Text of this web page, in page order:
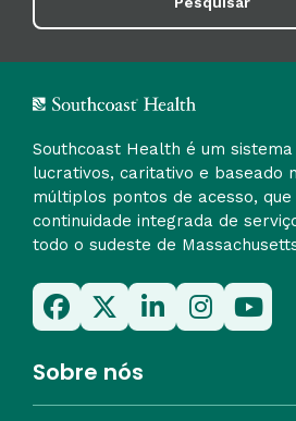
Southcoast Health é um
lucrativos, caritativo e baseado
múltiplos pontos de acesso,
continuidade integrada de
todo o sudeste de
Sobre nós